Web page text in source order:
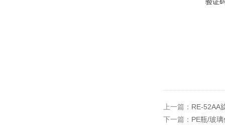
上一篇： RE-52AA
下一篇： PE瓶/玻